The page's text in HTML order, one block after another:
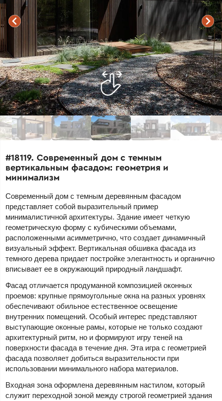
#18119. Современный дом с темным
вертикальным фасадом: геометрия и
минимализм
Современный дом с темным деревянным фасадом
представляет собой выразительный пример
минималистичной архитектуры. Здание имеет четкую
геометрическую форму с кубическими объемами,
расположенными асимметрично, что создает динамичный
визуальный эффект. Вертикальная обшивка фасада из
темного дерева придает постройке элегантность и органично
вписывает ее в окружающий природный ландшафт.
Фасад отличается продуманной композицией оконных
проемов: крупные прямоугольные окна на разных уровнях
обеспечивают обильное естественное освещение
внутренних помещений. Особый интерес представляют
выступающие оконные рамы, которые не только создают
архитектурный ритм, но и формируют игру теней на
поверхности фасада в течение дня. Эта игра с геометрией
фасада позволяет добиться выразительности при
использовании минимального набора материалов.
Входная зона оформлена деревянным настилом, который
служит переходной зоной между строгой геометрией здания